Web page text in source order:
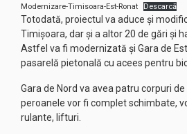
Modernizare-Timisoara-Est-Ronat Descarcă
Totodată, proiectul va aduce şi
Timişoara, dar şi a altor 20 de gări şi
Astfel va fi modernizată și Gara de
pasarelă pietonală cu acees pentru
Gara de Nord va avea patru corpuri
peroanele vor fi complet schimbate,
rulante, lifturi.